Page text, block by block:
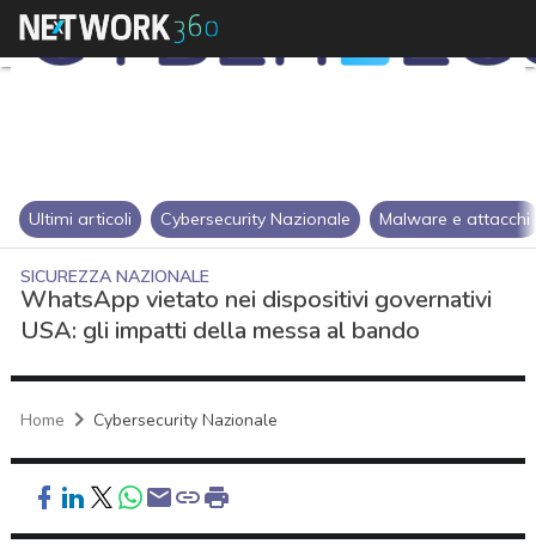
Ultimi articoli Cybersecurity Nazionale Malware e attacchi
SICUREZZA NAZIONALE
WhatsApp vietato nei dispositivi governativi
USA: gli impatti della messa al bando
Home Cybersecurity Nazionale